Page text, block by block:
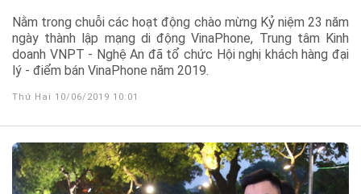
Nằm trong chuỗi các hoạt động chào mừng Kỷ niệm 23 năm
ngày thành lập mạng di động VinaPhone, Trung tâm Kinh
doanh VNPT - Nghệ An đã tổ chức Hội nghị khách hàng đại
lý - điểm bán VinaPhone năm 2019.
Thứ Hai 10/06/2019 10:01